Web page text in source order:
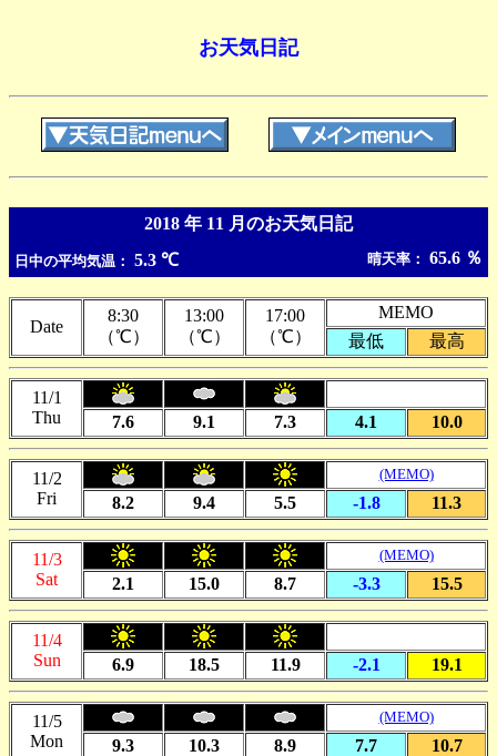
お天気日記
2018 年 11 月のお天気日記
日中の平均気温： 5.3 ℃ 晴天率： 65.6 ％
Date
8:30
（℃）
13:00
（℃）
17:00
（℃）
MEMO
最低
最高
11/1
Thu
7.6 9.1 7.3 4.1 10.0
11/2
Fri
(MEMO)
8.2 9.4 5.5 -1.8 11.3
11/3
Sat
(MEMO)
2.1 15.0 8.7 -3.3 15.5
11/4
Sun
6.9 18.5 11.9 -2.1 19.1
11/5
Mon
(MEMO)
9.3 10.3 8.9 7.7 10.7